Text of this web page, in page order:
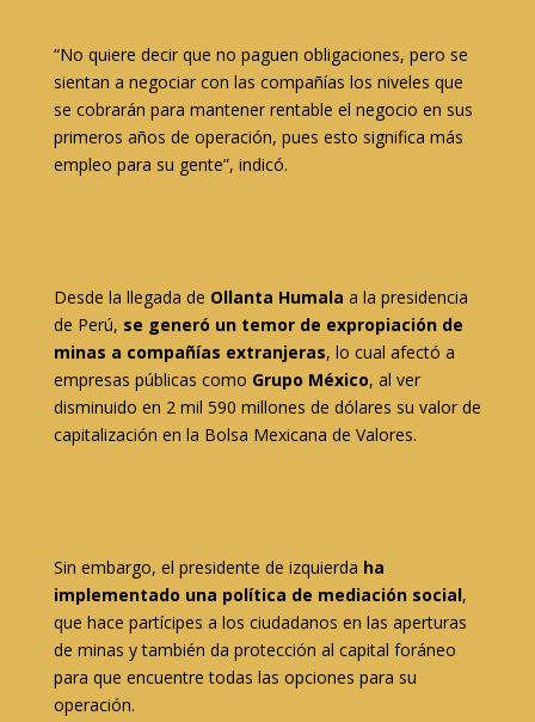
“No quiere decir que no paguen obligaciones, pero se
sientan a negociar con las compañías los niveles que
se cobrarán para mantener rentable el negocio en sus
primeros años de operación, pues esto significa más
empleo para su gente”, indicó.
Desde la llegada de Ollanta Humala a la presidencia
de Perú, se generó un temor de expropiación de
minas a compañías extranjeras, lo cual afectó a
empresas públicas como Grupo México, al ver
disminuido en 2 mil 590 millones de dólares su valor de
capitalización en la Bolsa Mexicana de Valores.
Sin embargo, el presidente de izquierda ha
implementado una política de mediación social,
que hace partícipes a los ciudadanos en las aperturas
de minas y también da protección al capital foráneo
para que encuentre todas las opciones para su
operación.